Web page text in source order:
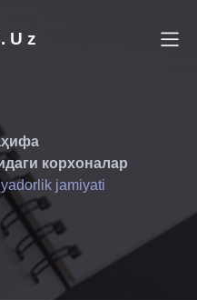
корхоналар
jamiyati